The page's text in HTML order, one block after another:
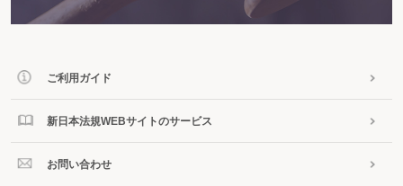
ご利用ガイド
新日本法規WEBサイトのサービス
お問い合わせ